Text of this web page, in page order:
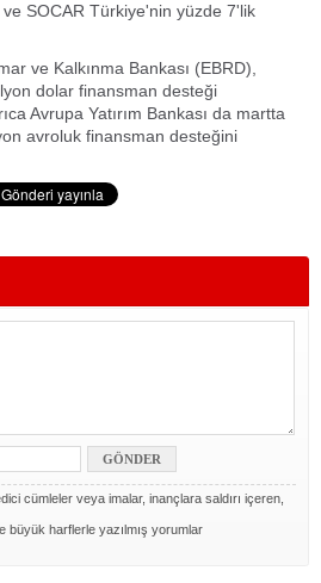
SOCAR Türkiye'nin yüzde 7'lik
ve Kalkınma Bankası (EBRD),
dolar finansman desteği
Avrupa Yatırım Bankası da martta
avroluk finansman desteğini
cümleler veya imalar, inançlara saldırı içeren,
büyük harflerle yazılmış yorumlar